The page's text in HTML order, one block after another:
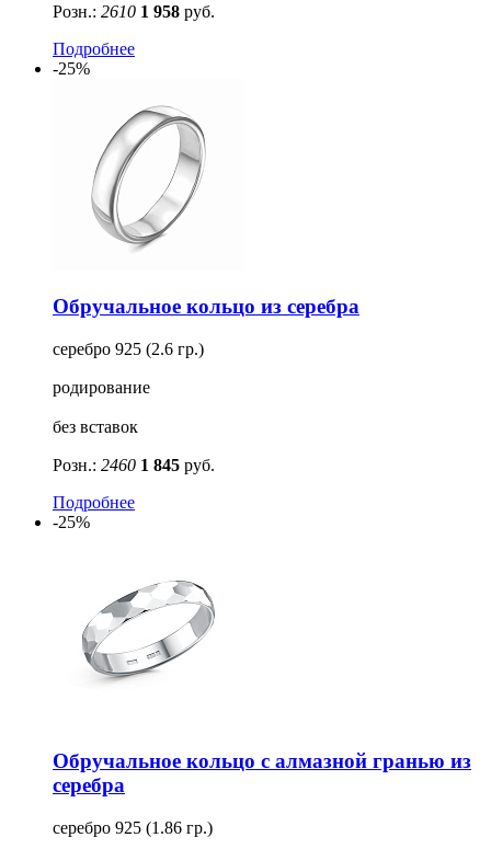
Розн.: 2610 1 958 руб.
Подробнее
-25%
Обручальное кольцо из серебра
серебро 925 (2.6 гр.)
родирование
без вставок
Розн.: 2460 1 845 руб.
Подробнее
-25%
Обручальное кольцо с алмазной гранью из
серебра
серебро 925 (1.86 гр.)